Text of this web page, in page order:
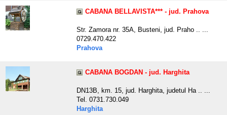
CABANA BELLAVISTA*** - jud. Prahova
Str. Zamora nr. 35A, Busteni, jud. Praho .. ...
0729.470.422
Prahova
CABANA BOGDAN - jud. Harghita
DN13B, km. 15, jud. Harghita, judetul Ha .. ...
Tel. 0731.730.049
Harghita